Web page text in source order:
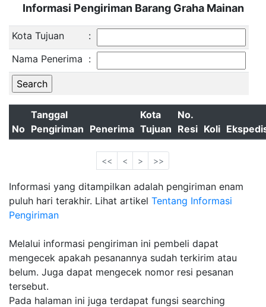
Informasi Pengiriman Barang Graha Mainan
Kota Tujuan
:
Nama Penerima :
No
Tanggal
Pengiriman Penerima
Kota
Tujuan
No.
Resi Koli
<< < > >>
Informasi yang ditampilkan adalah pengiriman enam
puluh hari terakhir. Lihat artikel Tentang Informasi
Pengiriman
Melalui informasi pengiriman ini pembeli dapat
mengecek apakah pesanannya sudah terkirim atau
belum. Juga dapat mengecek nomor resi pesanan
tersebut.
Pada halaman ini juga terdapat fungsi searching